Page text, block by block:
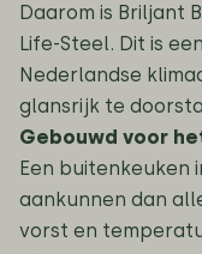
Daarom is Briljant
Life-Steel. Dit is
Nederlandse
glansrijk te
Gebouwd voor
Een buitenkeuken
aankunnen dan
vorst en